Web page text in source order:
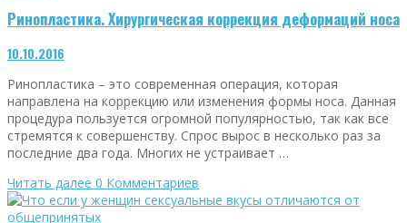
Ринопластика. Хирургическая коррекция деформаций носа
10.10.2016
Ринопластика – это современная операция, которая
направлена на коррекцию или изменения формы носа. Данная
процедура пользуется огромной популярностью, так как все
стремятся к совершенству. Спрос вырос в несколько раз за
последние два года. Многих не устраивает …
Читать далее 0 Комментариев